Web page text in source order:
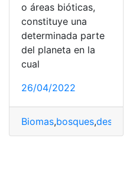
o áreas bióticas,
constituye una
determinada parte
del planeta en la
cual
26/04/2022
Biomas,bosques,desiertos